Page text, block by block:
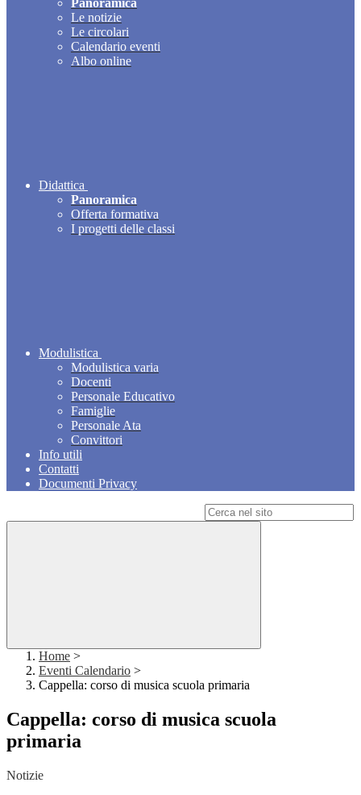
Panoramica
Le notizie
Le circolari
Calendario eventi
Albo online
Didattica
Panoramica
Offerta formativa
I progetti delle classi
Modulistica
Modulistica varia
Docenti
Personale Educativo
Famiglie
Personale Ata
Convittori
Info utili
Contatti
Documenti Privacy
Home >
Eventi Calendario >
Cappella: corso di musica scuola primaria
Cappella: corso di musica scuola
primaria
Notizie